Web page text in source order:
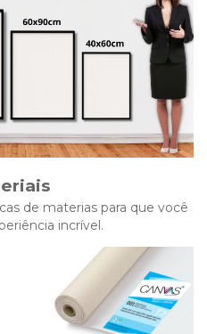
de materias para que você
incrível.